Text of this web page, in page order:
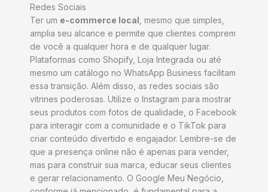
Redes Sociais
Ter um e-commerce local , mesmo que simples,
amplia seu alcance e permite que clientes comprem
de você a qualquer hora e de qualquer lugar.
Plataformas como Shopify, Loja Integrada ou até
mesmo um catálogo no WhatsApp Business facilitam
essa transição. Além disso, as redes sociais são
vitrines poderosas. Utilize o Instagram para mostrar
seus produtos com fotos de qualidade, o Facebook
para interagir com a comunidade e o TikTok para
criar conteúdo divertido e engajador. Lembre-se de
que a presença online não é apenas para vender,
mas para construir sua marca, educar seus clientes
e gerar relacionamento. O Google Meu Negócio,